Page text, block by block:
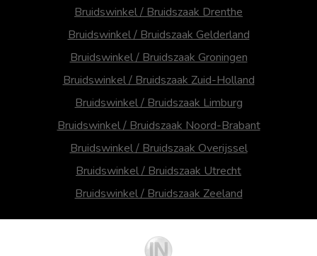
Bruidswinkel / Bruidszaak Drenthe
Bruidswinkel / Bruidszaak Gelderland
Bruidswinkel / Bruidszaak Groningen
Bruidswinkel / Bruidszaak Zuid-Holland
Bruidswinkel / Bruidszaak Limburg
Bruidswinkel / Bruidszaak Noord-Brabant
Bruidswinkel / Bruidszaak Overijssel
Bruidswinkel / Bruidszaak Utrecht
Bruidswinkel / Bruidszaak Zeeland